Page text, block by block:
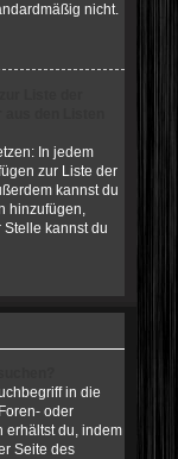
nicht.
In jedem
zur Liste der
kannst du
hinzufügen,
kannst du
in die
oder
erhältst du, indem
Seite des